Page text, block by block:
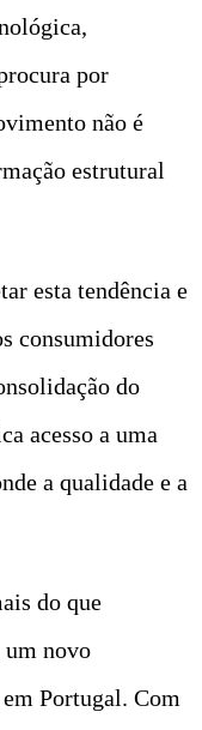
por
não é
estrutural
esta tendência e
consumidores
do
acesso a uma
a qualidade e a
do que
um novo
Portugal. Com